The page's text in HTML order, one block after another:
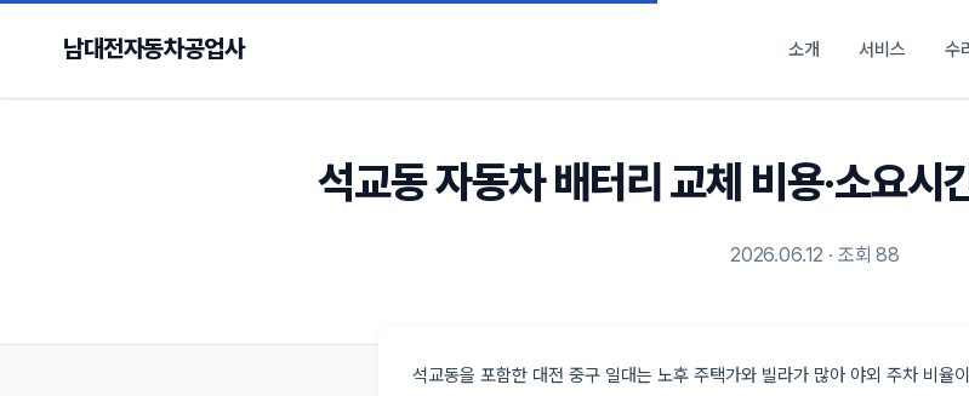
남대전자동차공업사 소개 서비스 수
석교동 자동차 배터리 교체 비용·소요
2026.06.12 · 조회 88
석교동을 포함한 대전 중구 일대는 노후 주택가와 빌라가 많아 야외 주차 비율